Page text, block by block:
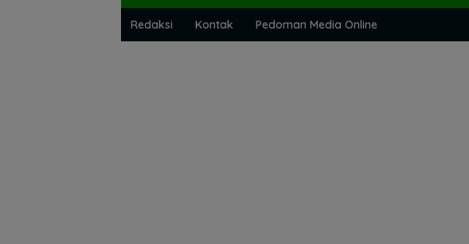
Redaksi Kontak Pedoman Media Online